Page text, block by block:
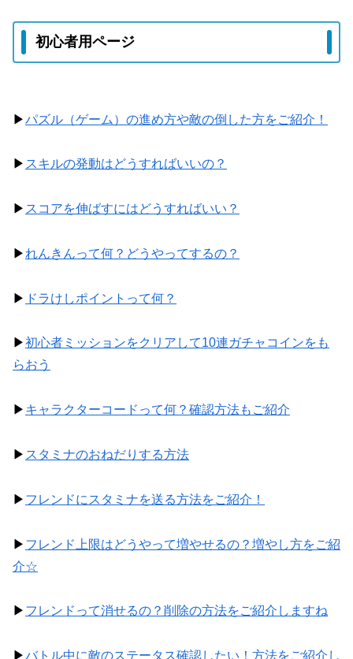
初心者用ページ
▶パズル（ゲーム）の進め方や敵の倒した方をご紹介！
▶ スキルの発動はどうすればいいの？
▶ スコアを伸ばすにはどうすればいい？
▶ れんきんって何？どうやってするの？
▶ ドラけしポイントって何？
▶初心者ミッションをクリアして10連ガチャコインをも
らおう
▶ キャラクターコードって何？確認方法もご紹介
▶ スタミナのおねだりする方法
▶ フレンドにスタミナを送る方法をご紹介！
▶ フレンド上限はどうやって増やせるの？増やし方をご紹
介☆
▶ フレンドって消せるの？削除の方法をご紹介しますね
▶バトル中に敵のステータス確認したい！方法をご紹介し